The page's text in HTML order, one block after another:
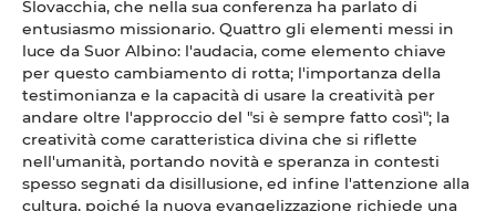
Slovacchia, che nella sua conferenza ha parlato di
entusiasmo missionario. Quattro gli elementi messi in
luce da Suor Albino: l'audacia, come elemento chiave
per questo cambiamento di rotta; l'importanza della
testimonianza e la capacità di usare la creatività per
andare oltre l'approccio del "si è sempre fatto così"; la
creatività come caratteristica divina che si riflette
nell'umanità, portando novità e speranza in contesti
spesso segnati da disillusione, ed infine l'attenzione alla
cultura, poiché la nuova evangelizzazione richiede una